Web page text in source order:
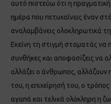
αυτό πιστεύω ότι η πραγματική
ημέρα που πετυχαίνεις έναν
αναλαμβάνεις ολοκληρωτικά
Εκείνη τη στιγμή σταματάς να
συνθήκες και αποφασίζεις να
αλλάζει ο άνθρωπος, αλλάζουν
του, η επιχείρησή του, ο
αγαπά και τελικά ολόκληρη η